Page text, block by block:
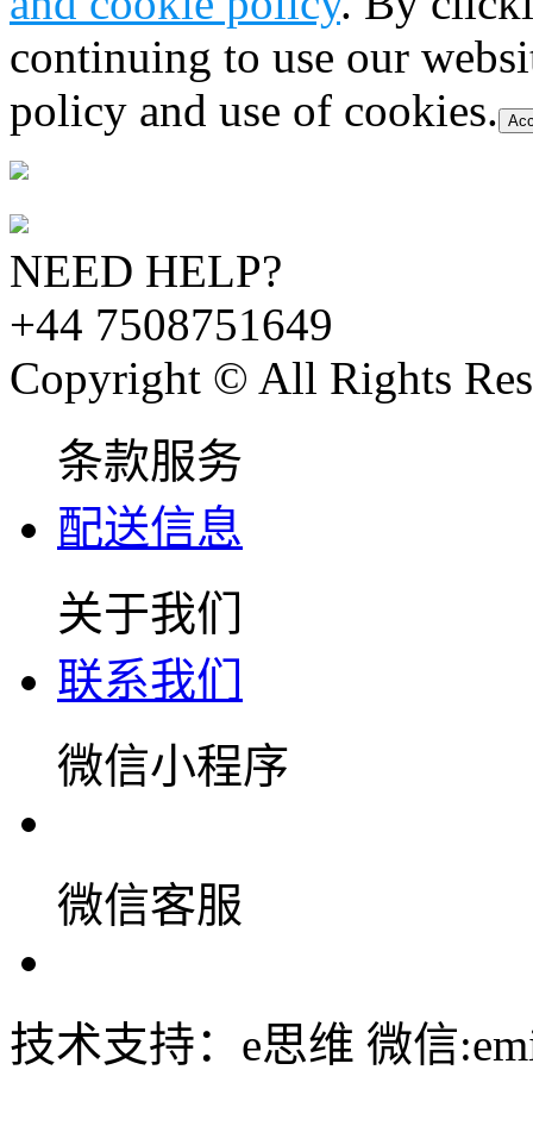
continuing to use our
policy and use of cookies.
NEED HELP?
+44 7508751649
Copyright © All Rights
条款服务
配送信息
关于我们
联系我们
微信小程序
微信客服
技术支持：e思维 微信